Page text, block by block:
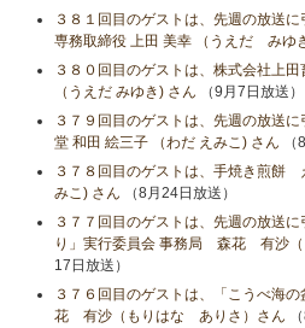
３８１回目のゲストは、先週の放送
専務取締役 上田 美幸 （うえだ みゆ
３８０回目のゲストは、株式会社上
（うえだ みゆき) さん （9月7日放送）
３７９回目のゲストは、先週の放送
堂 和田 絵三子 （わだ えみこ) さん （
３７８回目のゲストは、手焼き煎餅
みこ) さん （8月24日放送）
３７７回目のゲストは、先週の放送
り」実行委員会 事務局 森花 有沙
17日放送）
３７６回目のゲストは、「こうべ海
花 有沙（もりはな ありさ）さん